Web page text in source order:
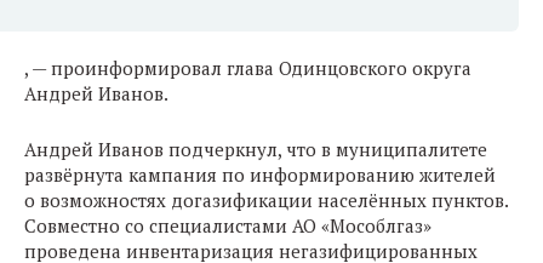
, — проинформировал глава Одинцовского округа
Андрей Иванов.
Андрей Иванов подчеркнул, что в муниципалитете
развёрнута кампания по информированию жителей
о возможностях догазификации населённых пунктов.
Совместно со специалистами АО «Мособлгаз»
проведена инвентаризация негазифицированных